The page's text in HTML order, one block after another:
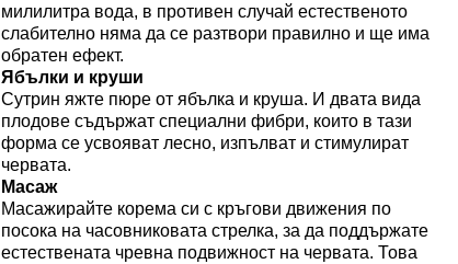
милилитра вода, в противен случай естественото
слабително няма да се разтвори правилно и ще има
обратен ефект.
Ябълки и круши
Сутрин яжте пюре от ябълка и круша. И двата вида
плодове съдържат специални фибри, които в тази
форма се усвояват лесно, изпълват и стимулират
червата.
Масаж
Масажирайте корема си с кръгови движения по
посока на часовниковата стрелка, за да поддържате
естествената чревна подвижност на червата. Това